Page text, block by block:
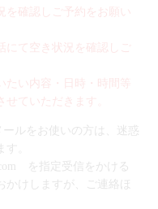
確認しご予約をお願い
て空き状況を確認しご
い内容・日時・時間等
ていただきます。
ールをお使いの方は、迷惑
。
を指定受信をかける
かけしますが、ご連絡ほ